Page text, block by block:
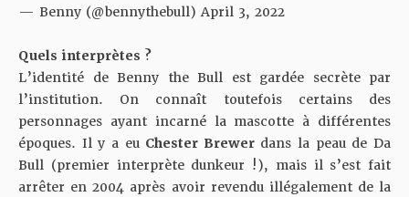
— Benny (@bennythebull)April 3, 2022
Quels interprètes ?
L’identité de Benny the Bull est gardée secrète par
l’institution. On connaît toutefois certains des
personnages ayant incarné la mascotte à différentes
époques. Il y a eu Chester Brewerdans la peau de Da
Bull (premier interprète dunkeur !), mais il s’est fait
arrêter en 2004 après avoir revendu illégalement de la